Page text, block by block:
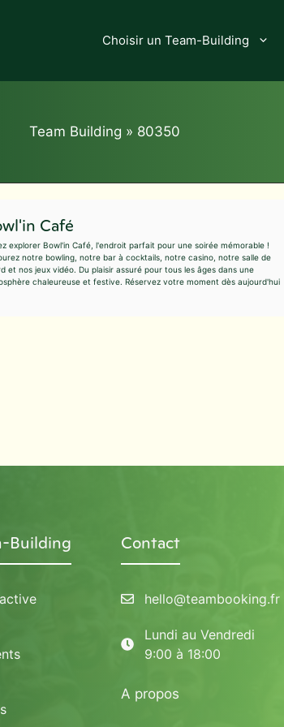
Choisir un Team-Building
Team Building » 80350
Café
explorer Bowl'in Café, l'endroit parfait pour une soirée mémorable !
notre bowling, notre bar à cocktails, notre casino, notre salle de
et nos jeux vidéo. Du plaisir assuré pour tous les âges dans une
chaleureuse et festive. Réservez votre moment dès aujourd'hui
Building Contact
hello@teambooking.fr
Lundi au Vendredi
9:00 à 18:00
A propos